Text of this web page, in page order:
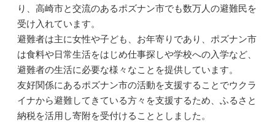
り、高崎市と交流のあるポズナン市でも数万人の避難民を
受け入れています。
避難者は主に女性や子ども、お年寄りであり、ポズナン市
は食料や日常生活をはじめ仕事探しや学校への入学など、
避難者の生活に必要な様々なことを提供しています。
友好関係にあるポズナン市の活動を支援することでウクラ
イナから避難してきている方々を支援するため、ふるさと
納税を活用し寄附を受付けることとしました。